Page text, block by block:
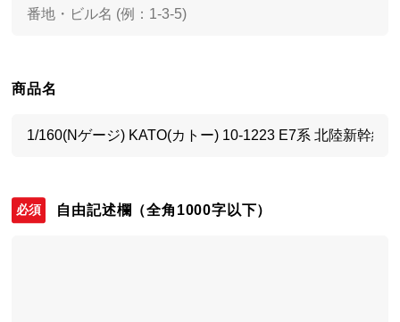
商品名
自由記述欄 （全角1000字以下）